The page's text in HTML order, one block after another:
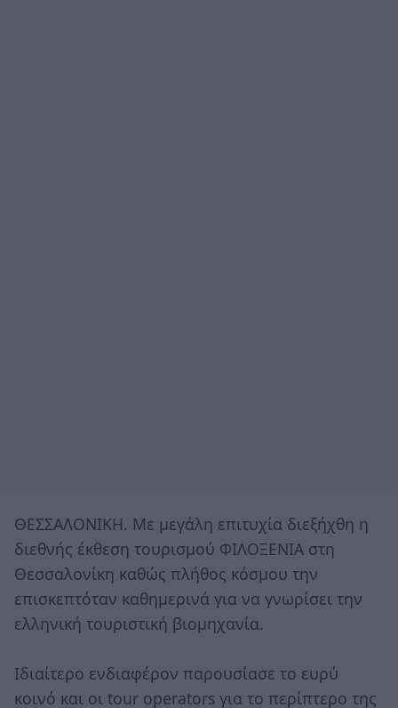
ΘΕΣΣΑΛΟΝΙΚΗ. Με μεγάλη επιτυχία διεξήχθη η
διεθνής έκθεση τουρισμού ΦΙΛΟΞΕΝΙΑ στη
Θεσσαλονίκη καθώς πλήθος κόσμου την
επισκεπτόταν καθημερινά για να γνωρίσει την
ελληνική τουριστική βιομηχανία.
Ιδιαίτερο ενδιαφέρον παρουσίασε το ευρύ
κοινό και οι tour operators για το περίπτερο της